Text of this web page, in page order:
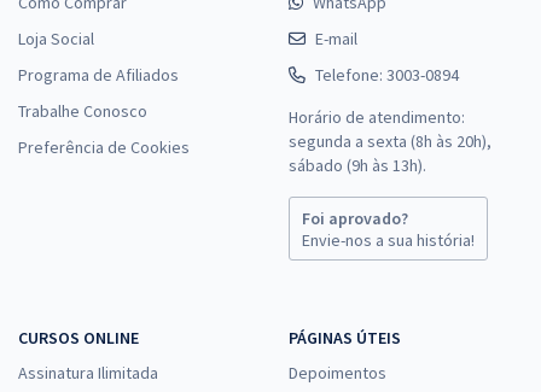
Loja Social
Programa de Afiliados
Trabalhe Conosco
Preferência de Cookies
E-mail
Telefone: 3003-0894
Horário de atendimento:
segunda a sexta (8h às 20h),
sábado (9h às 13h).
Foi aprovado?
Envie-nos a sua história!
CURSOS ONLINE
Assinatura Ilimitada
PÁGINAS ÚTEIS
Depoimentos